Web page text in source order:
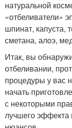
натуральной
«отбеливатели»
шпинат, капуста,
сметана, алоэ,
Итак, вы
отбеливании,
процедуры у вас
начать
с некоторыми
лучшего эффекта